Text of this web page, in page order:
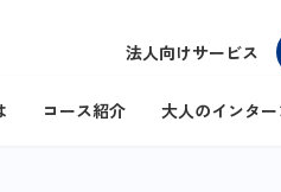
法人向けサービス
コース紹介 大人のインタ